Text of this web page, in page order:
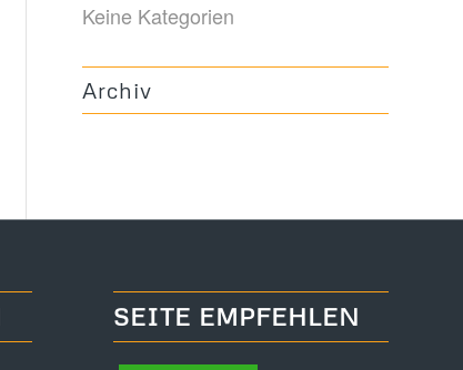
Keine Kategorien
Archiv
SEITE EMPFEHLEN